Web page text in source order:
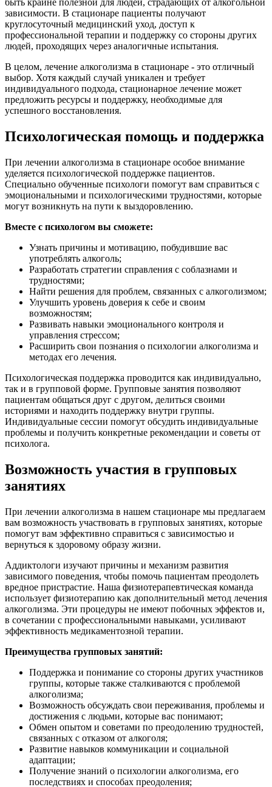
быть крайне полезной для людей, страдающих от алкогольной
зависимости. В стационаре пациенты получают
круглосуточный медицинский уход, доступ к
профессиональной терапии и поддержку со стороны других
людей, проходящих через аналогичные испытания.
В целом, лечение алкоголизма в стационаре - это отличный
выбор. Хотя каждый случай уникален и требует
индивидуального подхода, стационарное лечение может
предложить ресурсы и поддержку, необходимые для
успешного восстановления.
Психологическая помощь и поддержка
При лечении алкоголизма в стационаре особое внимание
уделяется психологической поддержке пациентов.
Специально обученные психологи помогут вам справиться с
эмоциональными и психологическими трудностями, которые
могут возникнуть на пути к выздоровлению.
Вместе с психологом вы сможете:
Узнать причины и мотивацию, побудившие вас
употреблять алкоголь;
Разработать стратегии справления с соблазнами и
трудностями;
Найти решения для проблем, связанных с алкоголизмом;
Улучшить уровень доверия к себе и своим
возможностям;
Развивать навыки эмоционального контроля и
управления стрессом;
Расширить свои познания о психологии алкоголизма и
методах его лечения.
Психологическая поддержка проводится как индивидуально,
так и в групповой форме. Групповые занятия позволяют
пациентам общаться друг с другом, делиться своими
историями и находить поддержку внутри группы.
Индивидуальные сессии помогут обсудить индивидуальные
проблемы и получить конкретные рекомендации и советы от
психолога.
Возможность участия в групповых
занятиях
При лечении алкоголизма в нашем стационаре мы предлагаем
вам возможность участвовать в групповых занятиях, которые
помогут вам эффективно справиться с зависимостью и
вернуться к здоровому образу жизни.
Аддиктологи изучают причины и механизм развития
зависимого поведения, чтобы помочь пациентам преодолеть
вредное пристрастие. Наша физиотерапевтическая команда
использует физиотерапию как дополнительный метод лечения
алкоголизма. Эти процедуры не имеют побочных эффектов и,
в сочетании с профессиональными навыками, усиливают
эффективность медикаментозной терапии.
Преимущества групповых занятий:
Поддержка и понимание со стороны других участников
группы, которые также сталкиваются с проблемой
алкоголизма;
Возможность обсуждать свои переживания, проблемы и
достижения с людьми, которые вас понимают;
Обмен опытом и советами по преодолению трудностей,
связанных с отказом от алкоголя;
Развитие навыков коммуникации и социальной
адаптации;
Получение знаний о психологии алкоголизма, его
последствиях и способах преодоления;